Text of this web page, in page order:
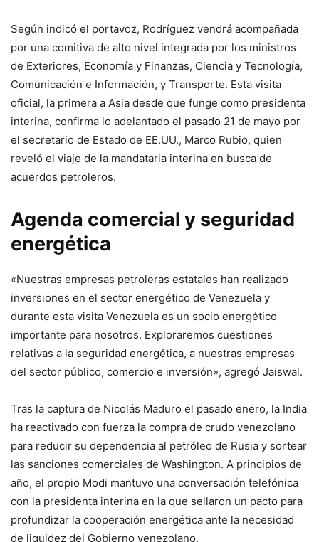
Según indicó el portavoz, Rodríguez vendrá acompañada
por una comitiva de alto nivel integrada por los ministros
de Exteriores, Economía y Finanzas, Ciencia y Tecnología,
Comunicación e Información, y Transporte. Esta visita
oficial, la primera a Asia desde que funge como presidenta
interina, confirma lo adelantado el pasado 21 de mayo por
el secretario de Estado de EE.UU., Marco Rubio, quien
reveló el viaje de la mandataria interina en busca de
acuerdos petroleros.
Agenda comercial y seguridad
energética
«Nuestras empresas petroleras estatales han realizado
inversiones en el sector energético de Venezuela y
durante esta visita Venezuela es un socio energético
importante para nosotros. Exploraremos cuestiones
relativas a la seguridad energética, a nuestras empresas
del sector público, comercio e inversión», agregó Jaiswal.
Tras la captura de Nicolás Maduro el pasado enero, la India
ha reactivado con fuerza la compra de crudo venezolano
para reducir su dependencia al petróleo de Rusia y sortear
las sanciones comerciales de Washington. A principios de
año, el propio Modi mantuvo una conversación telefónica
con la presidenta interina en la que sellaron un pacto para
profundizar la cooperación energética ante la necesidad
de liquidez del Gobierno venezolano.